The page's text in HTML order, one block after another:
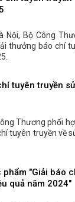
Nội, Bộ Công
thưởng báo chí
tuyên truyền
Thương phối
tuyên truyền về
"Giải báo
quả năm 2024"